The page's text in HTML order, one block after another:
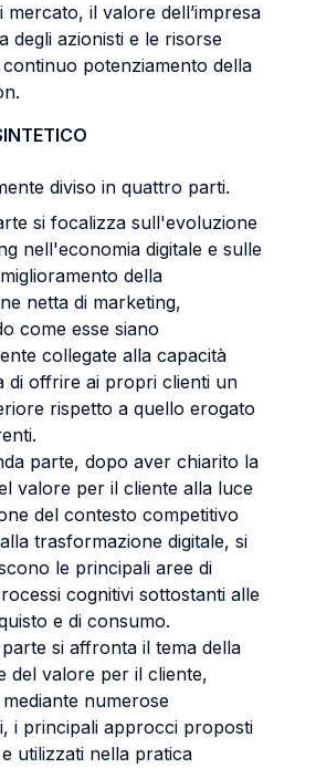
mercato, il valore dell’impresa
degli azionisti e le risorse
potenziamento della
diviso in quattro parti.
si focalizza sull'evoluzione
nell'economia digitale e sulle
della
netta di marketing,
come esse siano
collegate alla capacità
di offrire ai propri clienti un
rispetto a quello erogato
parte, dopo aver chiarito la
valore per il cliente alla luce
del contesto competitivo
trasformazione digitale, si
le principali aree di
cognitivi sottostanti alle
e di consumo.
si affronta il tema della
del valore per il cliente,
numerose
i principali approcci proposti
utilizzati nella pratica